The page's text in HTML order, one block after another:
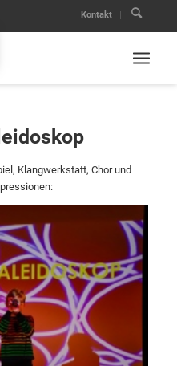
Kontakt
Klangwerkstatt, Chor und